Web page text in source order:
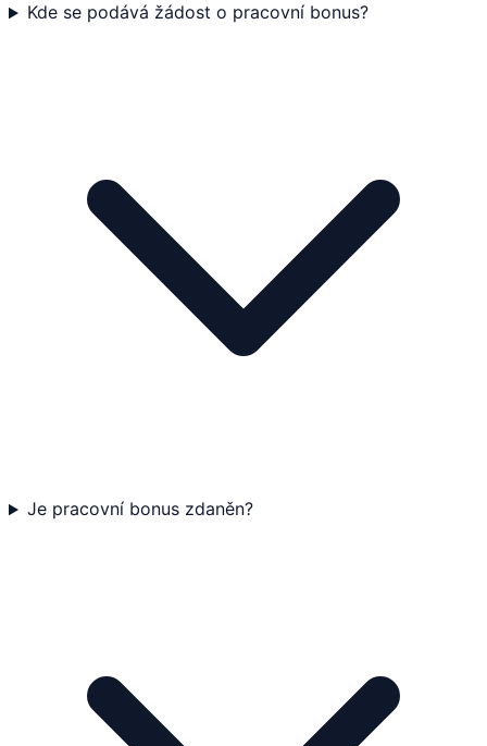
Kde se podává žádost o pracovní bonus?
Je pracovní bonus zdaněn?